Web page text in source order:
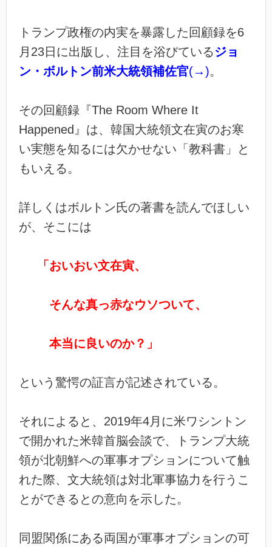
トランプ政権の内実を暴露した回顧録を6
月23日に出版し、注目を浴びているジョ
ン・ボルトン前米大統領補佐官(→)。
その回顧録『The Room Where It
Happened』は、韓国大統領文在寅のお寒
い実態を知るには欠かせない「教科書」と
もいえる。
詳しくはボルトン氏の著書を読んでほしい
が、そこには
「おいおい文在寅、
そんな真っ赤なウソついて、
本当に良いのか？」
という驚愕の証言が記述されている。
それによると、2019年4月に米ワシントン
で開かれた米韓首脳会談で、トランプ大統
領が北朝鮮への軍事オプションについて触
れた際、文大統領は対北軍事協力を行うこ
とができるとの意向を示した。
同盟関係にある両国が軍事オプションの可